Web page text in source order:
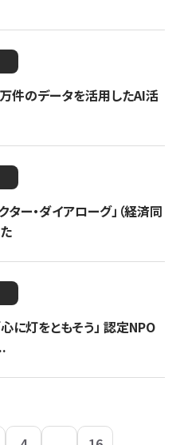
件のデータを活用したAI活
ー・ダイアローグ」（経済同
に灯をともそう」 認定NPO